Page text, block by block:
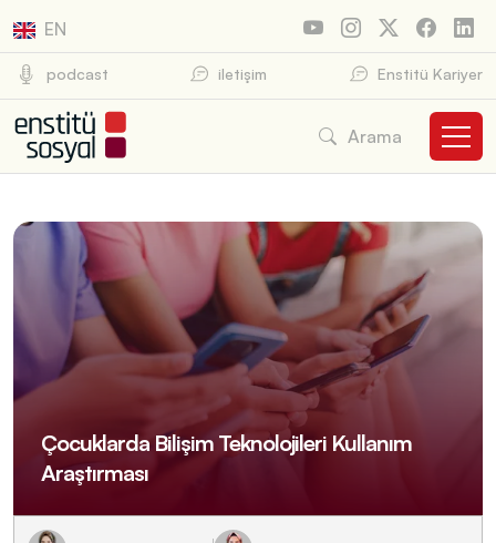
EN
podcast iletişim Enstitü Kariyer
Arama
Çocuklarda Bilişim Teknolojileri Kullanım
Araştırması